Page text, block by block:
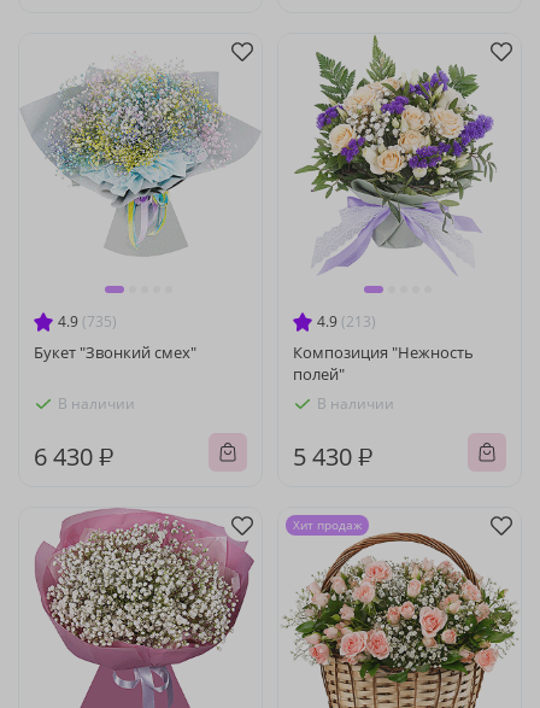
4.9 (735)
Букет "Звонкий смех"
В наличии
6 430 ₽
4.9 (213)
Композиция "Нежность
полей"
В наличии
5 430 ₽
Хит продаж